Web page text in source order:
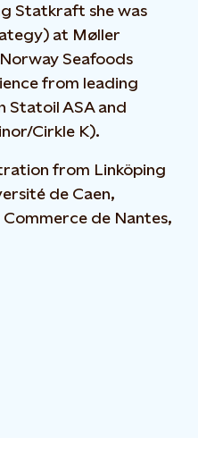
Statkraft she was
at Møller
Seafoods
from leading
Statoil ASA and
Cirkle K).
from Linköping
de Caen,
de Nantes,